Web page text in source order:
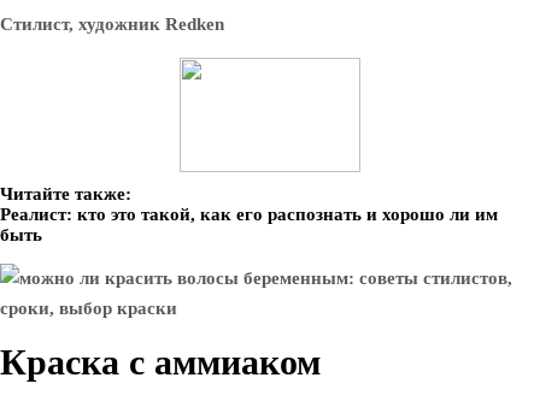
Стилист, художник Redken
Читайте также:
Реалист: кто это такой, как его распознать и хорошо ли им
быть
Краска с аммиаком